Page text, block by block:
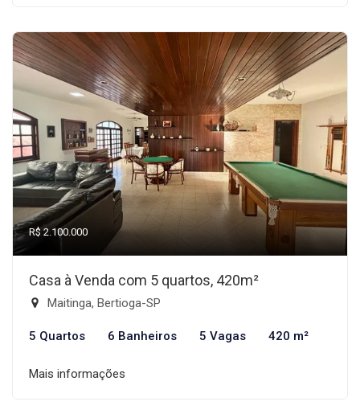
R$ 2.100.000
Casa à Venda com 5 quartos, 420m²
Maitinga, Bertioga-SP
5 Quartos 6 Banheiros 5 Vagas 420 m²
Mais informações